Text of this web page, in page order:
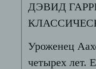
ДЭВИД
Уроженец
четырех лет.